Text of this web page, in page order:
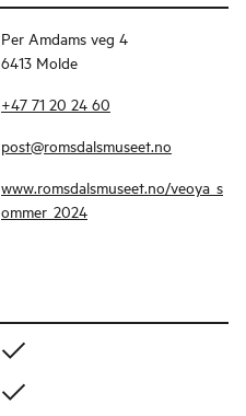
Per Amdams veg 4
6413 Molde
+47 71 20 24 60
post@romsdalsmuseet.no
www.romsdalsmuseet.no/veoya_s
ommer_2024